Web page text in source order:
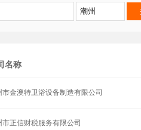
名称
市金澳特卫浴设备制造有限公司
市正信财税服务有限公司